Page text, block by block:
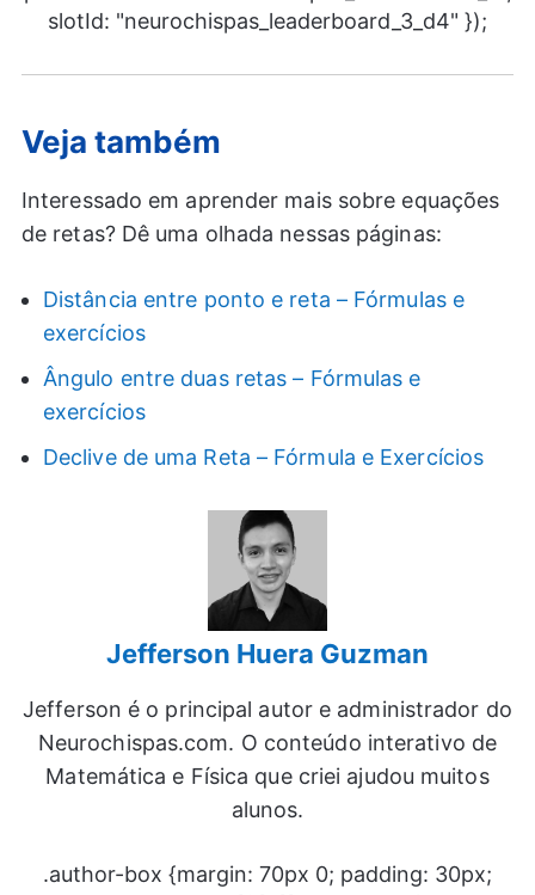
slotId: "neurochispas_leaderboard_3_d4" });
Veja também
Interessado em aprender mais sobre equações
de retas? Dê uma olhada nessas páginas:
Distância entre ponto e reta – Fórmulas e
exercícios
Ângulo entre duas retas – Fórmulas e
exercícios
Declive de uma Reta – Fórmula e Exercícios
Jefferson Huera Guzman
Jefferson é o principal autor e administrador do
Neurochispas.com. O conteúdo interativo de
Matemática e Física que criei ajudou muitos
alunos.
.author-box {margin: 70px 0; padding: 30px;